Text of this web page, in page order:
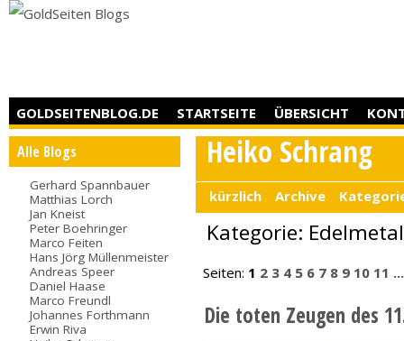
GOLDSEITENBLOG.DE STARTSEITE ÜBERSICHT
Alle Blogs
Gerhard Spannbauer
Matthias Lorch
Jan Kneist
Peter Boehringer
Marco Feiten
Hans Jörg Müllenmeister
Andreas Speer
Daniel Haase
Marco Freundl
Johannes Forthmann
Erwin Riva
Heiko Schrang
kürzlich Archive
Kategorie:
Seiten: 1 2 3 4 5 6 7 8 9 10 11 ...
Die toten Zeugen des